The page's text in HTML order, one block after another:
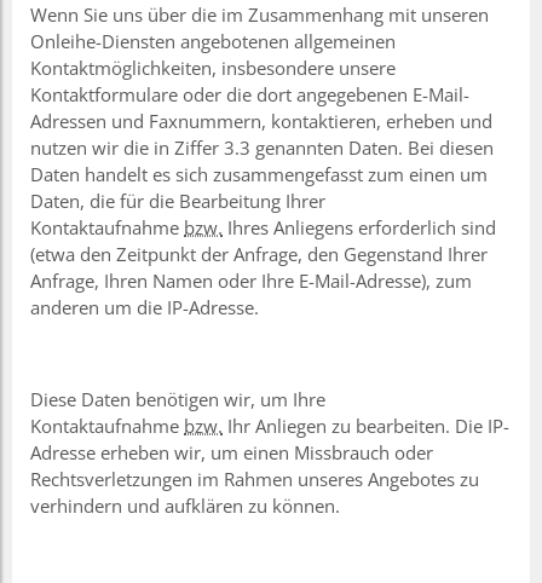
Wenn Sie uns über die im Zusammenhang mit unseren
Onleihe-Diensten angebotenen allgemeinen
Kontaktmöglichkeiten, insbesondere unsere
Kontaktformulare oder die dort angegebenen E-Mail-
Adressen und Faxnummern, kontaktieren, erheben und
nutzen wir die in Ziffer 3.3 genannten Daten. Bei diesen
Daten handelt es sich zusammengefasst zum einen um
Daten, die für die Bearbeitung Ihrer
Kontaktaufnahme bzw. Ihres Anliegens erforderlich sind
(etwa den Zeitpunkt der Anfrage, den Gegenstand Ihrer
Anfrage, Ihren Namen oder Ihre E-Mail-Adresse), zum
anderen um die IP-Adresse.
Diese Daten benötigen wir, um Ihre
Kontaktaufnahme bzw. Ihr Anliegen zu bearbeiten. Die IP-
Adresse erheben wir, um einen Missbrauch oder
Rechtsverletzungen im Rahmen unseres Angebotes zu
verhindern und aufklären zu können.